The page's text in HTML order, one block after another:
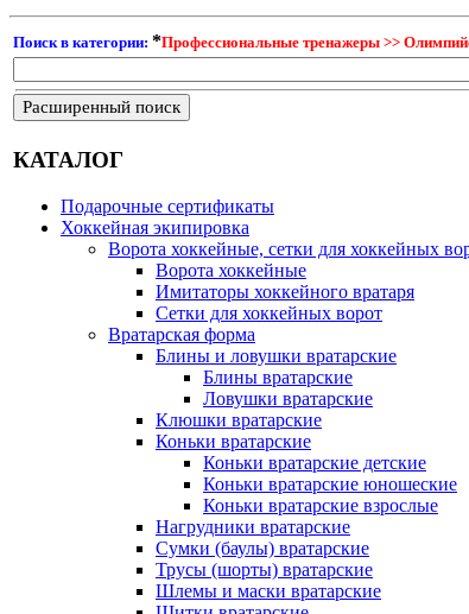
Поиск в категории: *Профессиональные тренажеры >>
Расширенный поиск
КАТАЛОГ
Подарочные сертификаты
Хоккейная экипировка
Ворота хоккейные, сетки для хоккейных
Ворота хоккейные
Имитаторы хоккейного вратаря
Сетки для хоккейных ворот
Вратарская форма
Блины и ловушки вратарские
Блины вратарские
Ловушки вратарские
Клюшки вратарские
Коньки вратарские
Коньки вратарские детские
Коньки вратарские юношеские
Коньки вратарские взрослые
Нагрудники вратарские
Сумки (баулы) вратарские
Трусы (шорты) вратарские
Шлемы и маски вратарские